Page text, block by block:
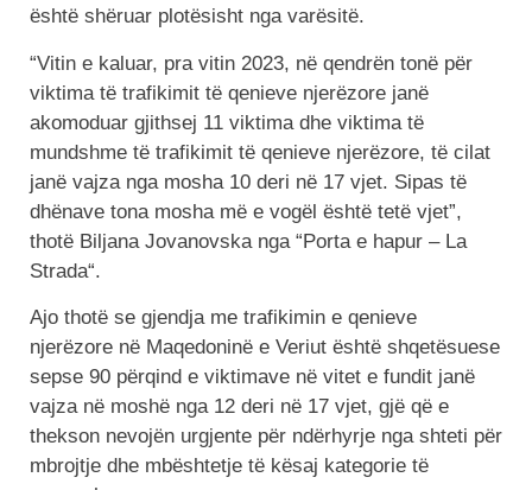
është shëruar plotësisht nga varësitë.
“Vitin e kaluar, pra vitin 2023, në qendrën tonë për
viktima të trafikimit të qenieve njerëzore janë
akomoduar gjithsej 11 viktima dhe viktima të
mundshme të trafikimit të qenieve njerëzore, të cilat
janë vajza nga mosha 10 deri në 17 vjet. Sipas të
dhënave tona mosha më e vogël është tetë vjet”,
thotë Biljana Jovanovska nga “Porta e hapur – La
Strada“.
Ajo thotë se gjendja me trafikimin e qenieve
njerëzore në Maqedoninë e Veriut është shqetësuese
sepse 90 përqind e viktimave në vitet e fundit janë
vajza në moshë nga 12 deri në 17 vjet, gjë që e
thekson nevojën urgjente për ndërhyrje nga shteti për
mbrojtje dhe mbështetje të kësaj kategorie të